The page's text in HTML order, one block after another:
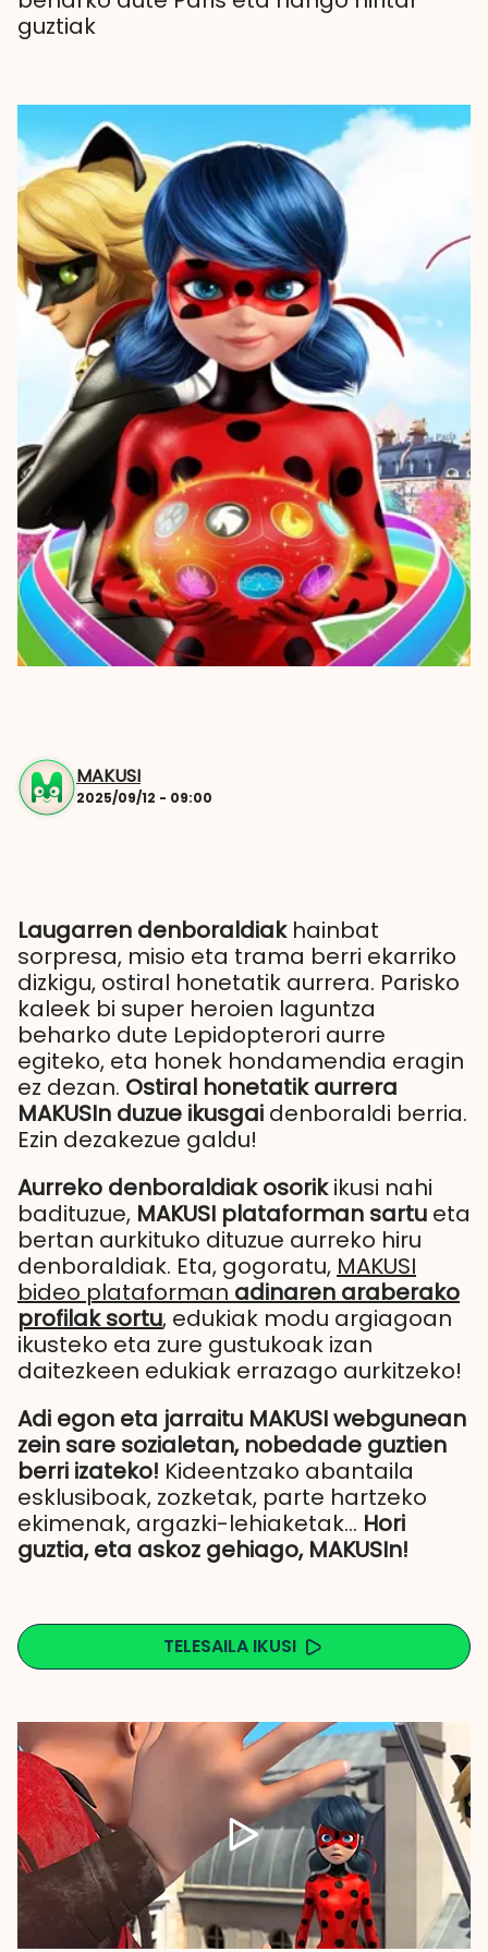
guztiak
MAKUSI
2025/09/12 - 09:00
Laugarren denboraldiakhainbat
sorpresa, misio eta trama berri ekarriko
dizkigu, ostiral honetatik aurrera. Parisko
kaleek bi super heroien laguntza
beharko dute Lepidopterori aurre
egiteko, eta honek hondamendia eragin
ez dezan. Ostiral honetatik aurrera
MAKUSIn duzue ikusgai denboraldi berria.
Ezin dezakezue galdu!
Aurreko denboraldiak osorikikusi nahi
badituzue, MAKUSI plataforman sartu eta
bertan aurkituko dituzue aurreko hiru
denboraldiak. Eta, gogoratu, MAKUSI
bideo plataforman adinaren araberako
profilak sortu, edukiak modu argiagoan
ikusteko eta zure gustukoak izan
daitezkeen edukiak errazago aurkitzeko!
Adi egon eta jarraitu MAKUSI webgunean
zein sare sozialetan, nobedade guztien
berri izateko! Kideentzako abantaila
esklusiboak, zozketak, parte hartzeko
ekimenak, argazki-lehiaketak... Hori
guztia, eta askoz gehiago, MAKUSIn!
TELESAILA IKUSI